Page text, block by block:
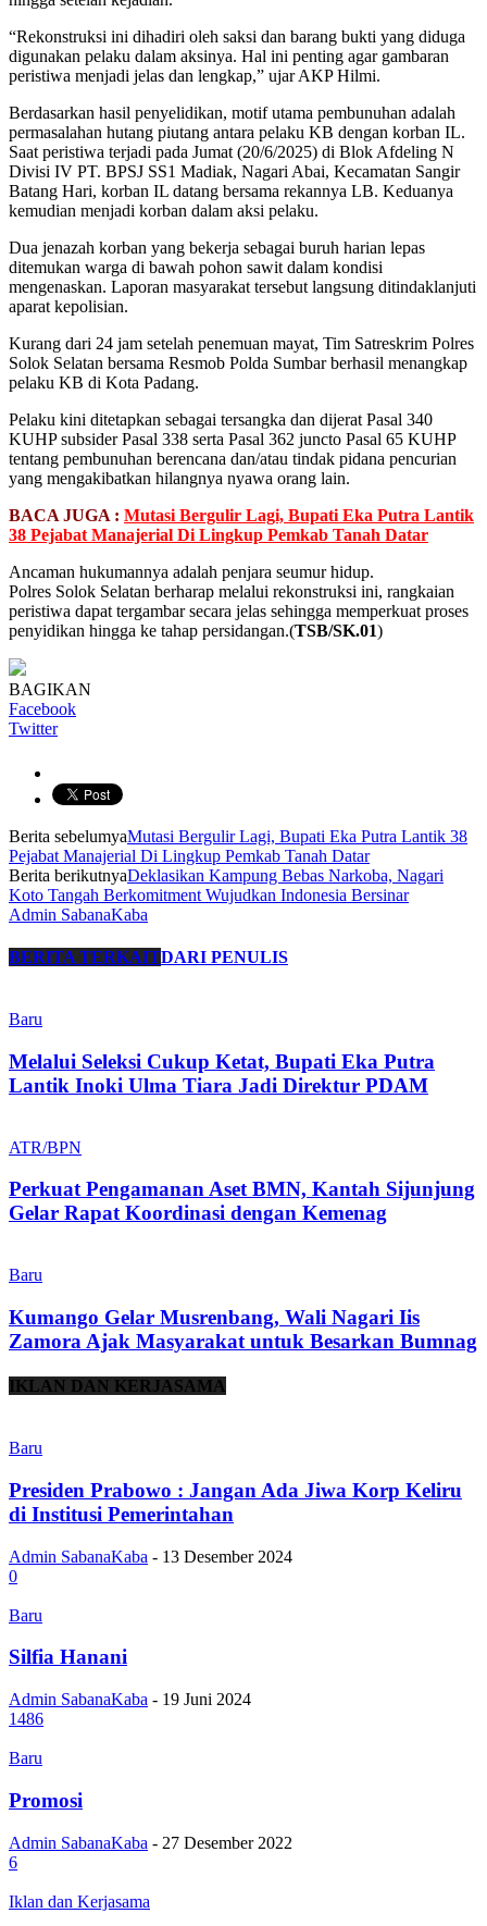
“Rekonstruksi ini dihadiri oleh saksi dan barang bukti yang diduga
digunakan pelaku dalam aksinya. Hal ini penting agar gambaran
peristiwa menjadi jelas dan lengkap,” ujar AKP Hilmi.
Berdasarkan hasil penyelidikan, motif utama pembunuhan adalah
permasalahan hutang piutang antara pelaku KB dengan korban IL.
Saat peristiwa terjadi pada Jumat (20/6/2025) di Blok Afdeling N
Divisi IV PT. BPSJ SS1 Madiak, Nagari Abai, Kecamatan Sangir
Batang Hari, korban IL datang bersama rekannya LB. Keduanya
kemudian menjadi korban dalam aksi pelaku.
Dua jenazah korban yang bekerja sebagai buruh harian lepas
ditemukan warga di bawah pohon sawit dalam kondisi
mengenaskan. Laporan masyarakat tersebut langsung ditindaklanjuti
aparat kepolisian.
Kurang dari 24 jam setelah penemuan mayat, Tim Satreskrim Polres
Solok Selatan bersama Resmob Polda Sumbar berhasil menangkap
pelaku KB di Kota Padang.
Pelaku kini ditetapkan sebagai tersangka dan dijerat Pasal 340
KUHP subsider Pasal 338 serta Pasal 362 juncto Pasal 65 KUHP
tentang pembunuhan berencana dan/atau tindak pidana pencurian
yang mengakibatkan hilangnya nyawa orang lain.
BACA JUGA : Mutasi Bergulir Lagi, Bupati Eka Putra Lantik
38 Pejabat Manajerial Di Lingkup Pemkab Tanah Datar
Ancaman hukumannya adalah penjara seumur hidup.
Polres Solok Selatan berharap melalui rekonstruksi ini, rangkaian
peristiwa dapat tergambar secara jelas sehingga memperkuat proses
penyidikan hingga ke tahap persidangan.(TSB/SK.01)
BAGIKAN
Facebook
Twitter
Berita sebelumyaMutasi Bergulir Lagi, Bupati Eka Putra Lantik 38
Pejabat Manajerial Di Lingkup Pemkab Tanah Datar
Berita berikutnyaDeklasikan Kampung Bebas Narkoba, Nagari
Koto Tangah Berkomitment Wujudkan Indonesia Bersinar
Admin SabanaKaba
BERITA TERKAITDARI PENULIS
Baru
Melalui Seleksi Cukup Ketat, Bupati Eka Putra
Lantik Inoki Ulma Tiara Jadi Direktur PDAM
ATR/BPN
Perkuat Pengamanan Aset BMN, Kantah Sijunjung
Gelar Rapat Koordinasi dengan Kemenag
Baru
Kumango Gelar Musrenbang, Wali Nagari Iis
Zamora Ajak Masyarakat untuk Besarkan Bumnag
IKLAN DAN KERJASAMA
Baru
Presiden Prabowo : Jangan Ada Jiwa Korp Keliru
di Institusi Pemerintahan
Admin SabanaKaba - 13 Desember 2024
0
Baru
Silfia Hanani
Admin SabanaKaba - 19 Juni 2024
1486
Baru
Promosi
Admin SabanaKaba - 27 Desember 2022
6
Iklan dan Kerjasama